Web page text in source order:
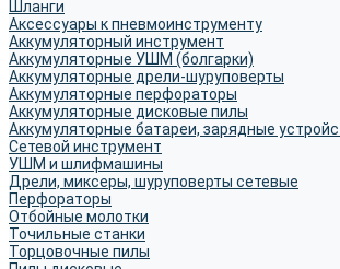
Шланги
Аксессуары к пневмоинструменту
Аккумуляторный инструмент
Аккумуляторные УШМ (болгарки)
Аккумуляторные дрели-шуруповерты
Аккумуляторные перфораторы
Аккумуляторные дисковые пилы
Аккумуляторные батареи, зарядные
Сетевой инструмент
УШМ и шлифмашины
Дрели, миксеры, шуруповерты сетевые
Перфораторы
Отбойные молотки
Точильные станки
Торцовочные пилы